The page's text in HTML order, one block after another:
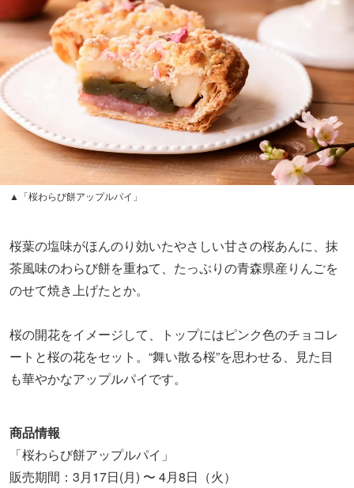
▲「桜わらび餅アップルパイ」
桜葉の塩味がほんのり効いたやさしい甘さの桜あんに、抹
茶風味のわらび餅を重ねて、たっぷりの青森県産りんごを
のせて焼き上げたとか。
桜の開花をイメージして、トップにはピンク色のチョコレ
ートと桜の花をセット。“舞い散る桜”を思わせる、見た目
も華やかなアップルパイです。
商品情報
「桜わらび餅アップルパイ」
販売期間：3月17日(月) 〜 4月8日（火）